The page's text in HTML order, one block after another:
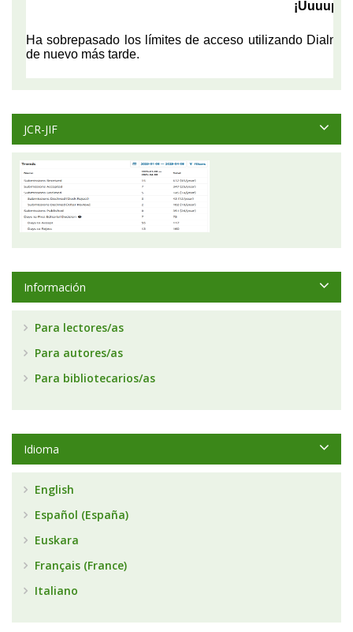
JCR-JIF
Información
Para lectores/as
Para autores/as
Para bibliotecarios/as
Idioma
English
Español (España)
Euskara
Français (France)
Italiano